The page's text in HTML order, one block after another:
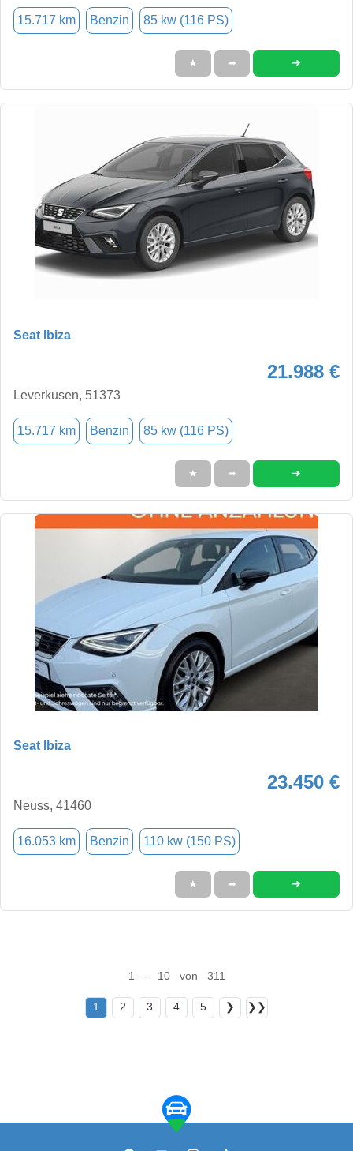
15.717 km Benzin 85 kw (116 PS)
★ ➦ ➜
Seat Ibiza
21.988 €
Leverkusen, 51373
15.717 km Benzin 85 kw (116 PS)
★ ➦ ➜
Seat Ibiza
23.450 €
Neuss, 41460
16.053 km Benzin 110 kw (150 PS)
★ ➦ ➜
1 - 10 von 311
1 2 3 4 5 ❯ ❯❯